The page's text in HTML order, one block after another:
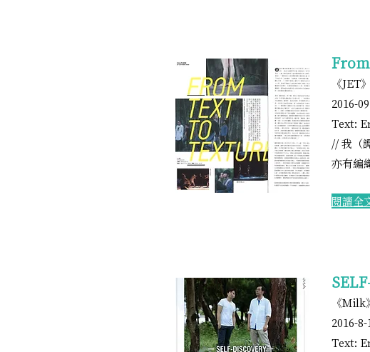
《JET》
2016-09
Text:
// 我（
亦有編
閱讀全
《Milk》
2016-8-
Text: